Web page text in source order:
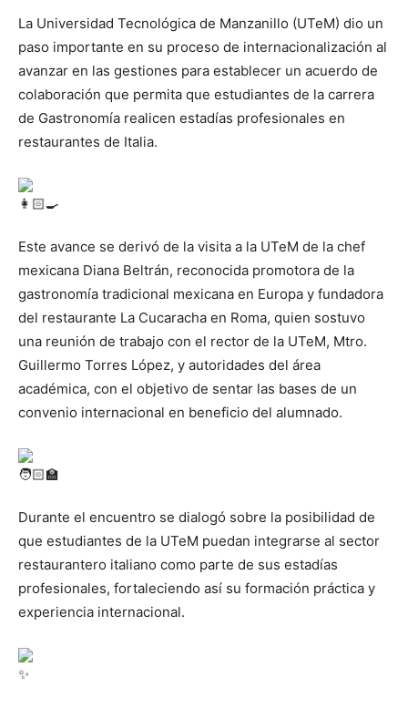
La Universidad Tecnológica de Manzanillo (UTeM) dio un
paso importante en su proceso de internacionalización al
avanzar en las gestiones para establecer un acuerdo de
colaboración que permita que estudiantes de la carrera
de Gastronomía realicen estadías profesionales en
restaurantes de Italia.
Este avance se derivó de la visita a la UTeM de la chef
mexicana Diana Beltrán, reconocida promotora de la
gastronomía tradicional mexicana en Europa y fundadora
del restaurante La Cucaracha en Roma, quien sostuvo
una reunión de trabajo con el rector de la UTeM, Mtro.
Guillermo Torres López, y autoridades del área
académica, con el objetivo de sentar las bases de un
convenio internacional en beneficio del alumnado.
Durante el encuentro se dialogó sobre la posibilidad de
que estudiantes de la UTeM puedan integrarse al sector
restaurantero italiano como parte de sus estadías
profesionales, fortaleciendo así su formación práctica y
experiencia internacional.